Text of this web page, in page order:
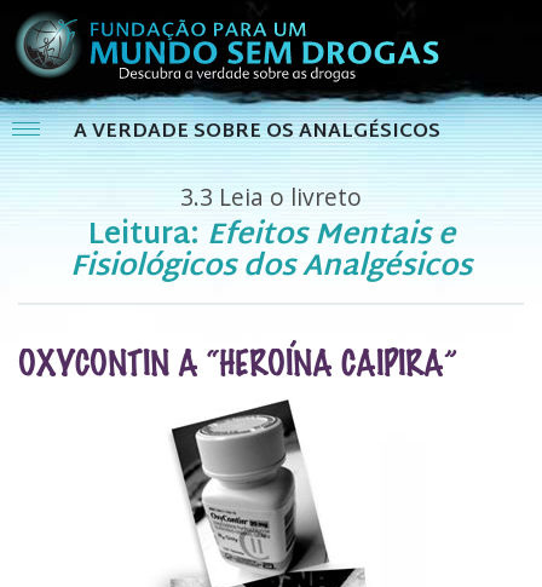
A VERDADE SOBRE OS ANALGÉSICOS
3.3 Leia o livreto
Leitura: Efeitos Mentais e
Fisiológicos dos Analgésicos
OXYCONTIN A “HEROÍNA CAIPIRA”